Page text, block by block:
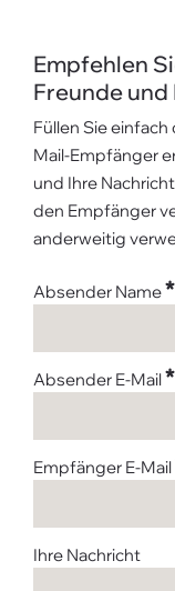
Empfehlen
Freunde
Füllen Sie
Mail-Empfänger
und Ihre
den Empfänger
anderweitig
Absender Name*
Absender E-Mail*
Empfänger E-Mail
Ihre Nachricht